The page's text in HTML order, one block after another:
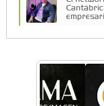
Una
por el